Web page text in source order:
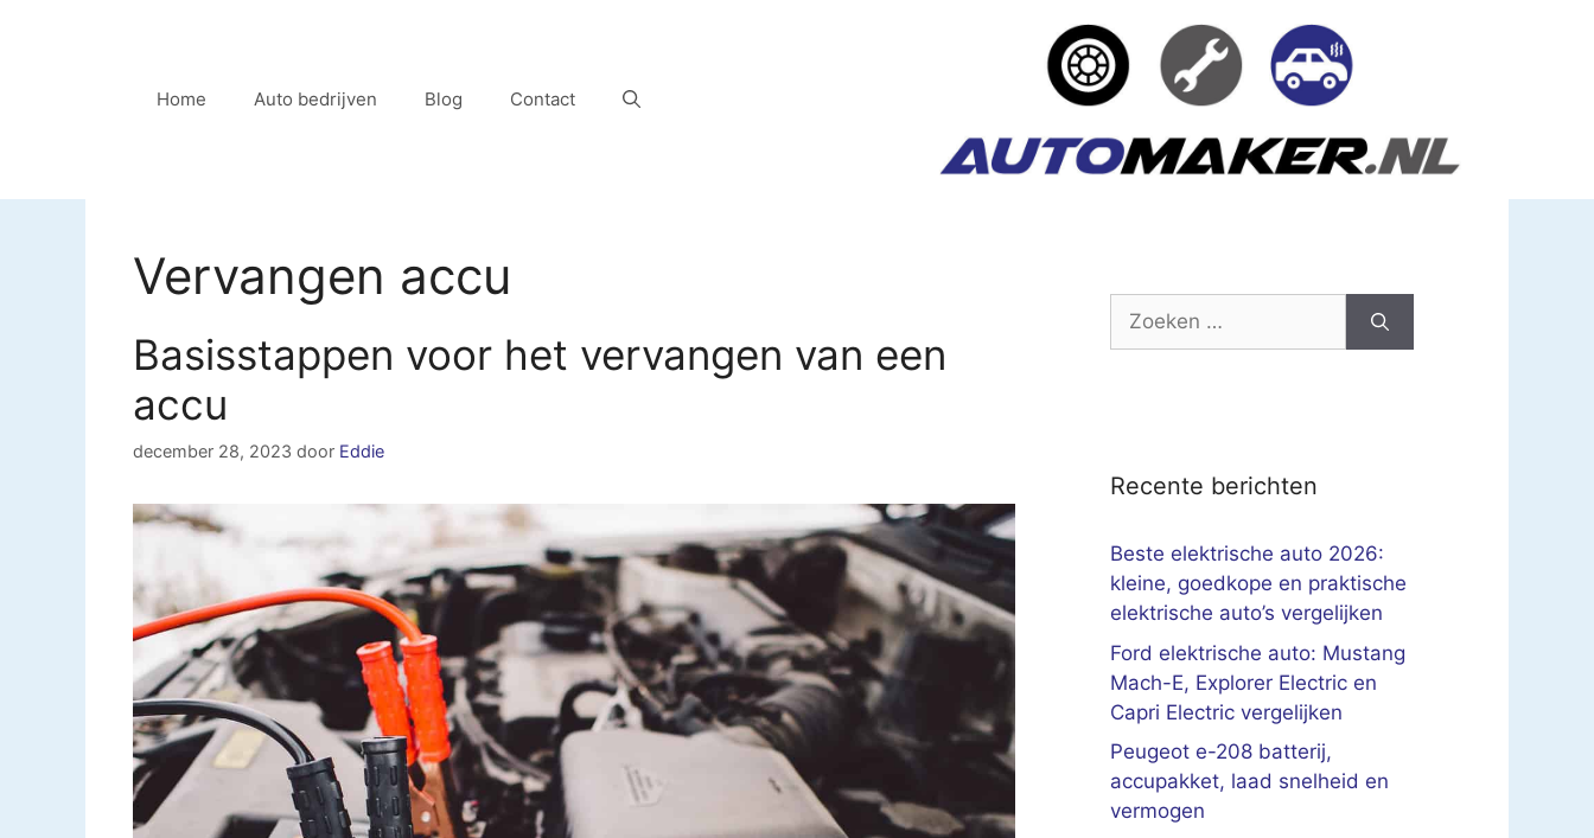
Home Auto bedrijven Blog Contact
Vervangen accu
Basisstappen voor het vervangen van een
accu
december 28, 2023 door Eddie
Zoek
Recente berichten
Beste elektrische auto 2026:
kleine, goedkope en praktische
elektrische auto’s vergelijken
Ford elektrische auto: Mustang
Mach-E, Explorer Electric en
Capri Electric vergelijken
Peugeot e-208 batterij,
accupakket, laad snelheid en
vermogen